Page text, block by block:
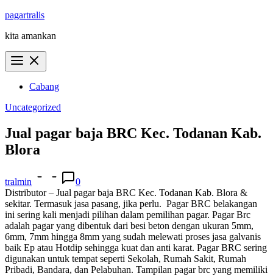
Skip
content
pagartralis
kita amankan
Cabang
Uncategorized
Jual pagar baja BRC Kec. Todanan Kab.
Blora
tralmin
0
Distributor – Jual pagar baja BRC Kec. Todanan Kab. Blora &
sekitar. Termasuk jasa pasang, jika perlu. Pagar BRC belakangan
ini sering kali menjadi pilihan dalam pemilihan pagar. Pagar Brc
adalah pagar yang dibentuk dari besi beton dengan ukuran 5mm,
6mm, 7mm hingga 8mm yang sudah melewati proses jasa galvanis
baik Ep atau Hotdip sehingga kuat dan anti karat. Pagar BRC sering
digunakan untuk tempat seperti Sekolah, Rumah Sakit, Rumah
Pribadi, Bandara, dan Pelabuhan. Tampilan pagar brc yang memiliki